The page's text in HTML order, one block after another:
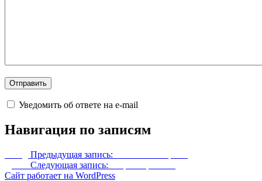
Уведомить об ответе на e-mail
Навигация по записям
Предыдущая запись:
Следующая запись:
Сайт работает на WordPress